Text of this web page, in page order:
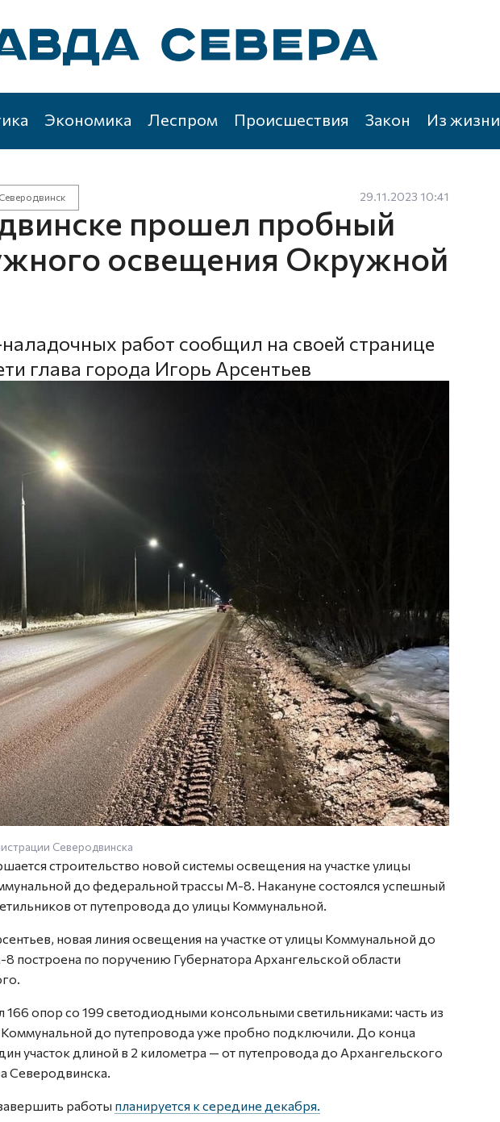
Экономика Леспром Происшествия Закон Из жизни
Северодвинск 29.11.2023 10:41
прошел пробный
освещения Окружной
работ сообщил на своей странице
глава города Игорь Арсентьев
Северодвинска
строительство новой системы освещения на участке улицы
до федеральной трассы М-8. Накануне состоялся успешный
от путепровода до улицы Коммунальной.
новая линия освещения на участке от улицы Коммунальной до
построена по поручению Губернатора Архангельской области
опор со 199 светодиодными консольными светильниками: часть из
Коммунальной до путепровода уже пробно подключили. До конца
участок длиной в 2 километра — от путепровода до Архангельского
Северодвинска.
работы планируется к середине декабря.